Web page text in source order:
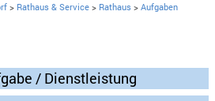
> Rathaus & Service > Rathaus >Aufgaben
/ Dienstleistung